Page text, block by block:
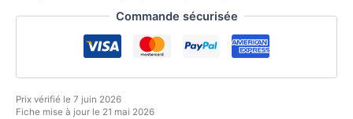
Commande sécurisée
Prix vérifié le 7 juin 2026
Fiche mise à jour le 21 mai 2026